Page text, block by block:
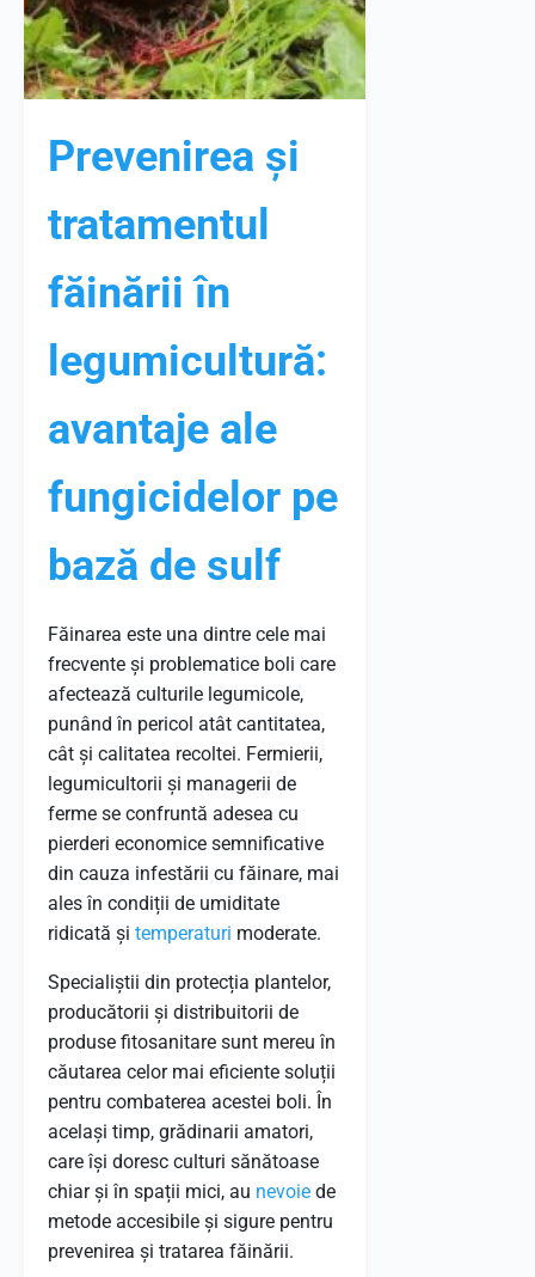
Prevenirea și
tratamentul
făinării în
legumicultură:
avantaje ale
fungicidelor pe
bază de sulf
Făinarea este una dintre cele mai
frecvente și problematice boli care
afectează culturile legumicole,
punând în pericol atât cantitatea,
cât și calitatea recoltei. Fermierii,
legumicultorii și managerii de
ferme se confruntă adesea cu
pierderi economice semnificative
din cauza infestării cu făinare, mai
ales în condiții de umiditate
ridicată și temperaturi moderate.
Specialiștii din protecția plantelor,
producătorii și distribuitorii de
produse fitosanitare sunt mereu în
căutarea celor mai eficiente soluții
pentru combaterea acestei boli. În
același timp, grădinarii amatori,
care își doresc culturi sănătoase
chiar și în spații mici, au nevoie de
metode accesibile și sigure pentru
prevenirea și tratarea făinării.